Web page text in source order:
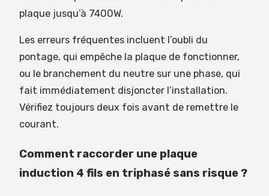
plaque jusqu’à 7400W.
Les erreurs fréquentes incluent l’oubli du
pontage, qui empêche la plaque de fonctionner,
ou le branchement du neutre sur une phase, qui
fait immédiatement disjoncter l’installation.
Vérifiez toujours deux fois avant de remettre le
courant.
Comment raccorder une plaque
induction 4 fils en triphasé sans risque ?